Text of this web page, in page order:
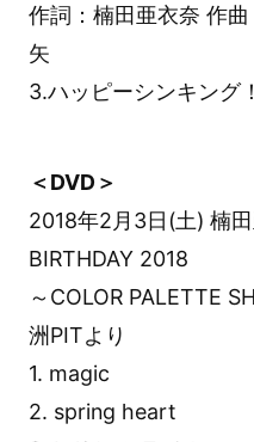
作詞：楠田亜衣奈 作
矢
3.ハッピーシンキン
＜DVD＞
2018年2月3日(土) 楠
BIRTHDAY 2018
～COLOR PALETTE
洲PITより
1. magic
2. spring heart